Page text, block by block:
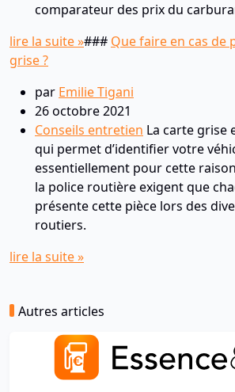
comparateur des prix du
lire la suite »### Que faire en cas de
grise ?
par Emilie Tigani
26 octobre 2021
Conseils entretien La carte grise
qui permet d’identifier votre
essentiellement pour cette
la police routière exigent que
présente cette pièce lors des
routiers.
lire la suite »
Autres articles